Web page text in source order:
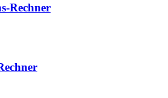
Rechner